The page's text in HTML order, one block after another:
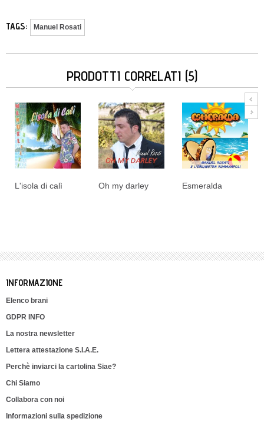
TAGS: Manuel Rosati
PRODOTTI CORRELATI (5)
L'isola di calì Oh my darley Esmeralda
INFORMAZIONE
Elenco brani
GDPR INFO
La nostra newsletter
Lettera attestazione S.I.A.E.
Perchè inviarci la cartolina Siae?
Chi Siamo
Collabora con noi
Informazioni sulla spedizione